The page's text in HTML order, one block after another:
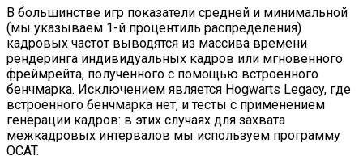
В большинстве игр показатели средней и минимальной
(мы указываем 1-й процентиль распределения)
кадровых частот выводятся из массива времени
рендеринга индивидуальных кадров или мгновенного
фреймрейта, полученного с помощью встроенного
бенчмарка. Исключением является Hogwarts Legacy, где
встроенного бенчмарка нет, и тесты с применением
генерации кадров: в этих случаях для захвата
межкадровых интервалов мы используем программу
OCAT.